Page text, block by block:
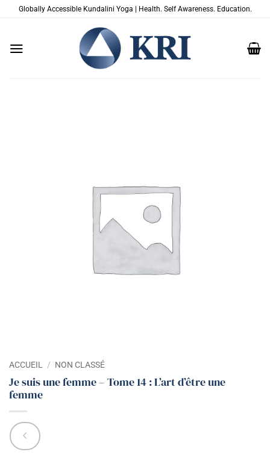
PasserGlobally Accessible Kundalini Yoga | Health. Self Awareness. Education.
ACCUEIL / NON CLASSÉ
Je suis une femme – Tome 14 : L’art d’être une
femme